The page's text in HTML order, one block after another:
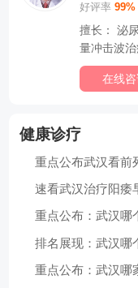
好评率99%
擅长： 泌
量冲击波
在线咨
健康诊疗
重点公布：武汉哪